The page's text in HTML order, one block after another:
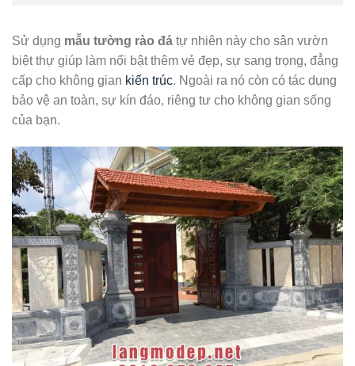
Sử dụng mẫu tường rào đá tự nhiên này cho sân vườn
biệt thự giúp làm nổi bật thêm vẻ đẹp, sự sang trọng, đẳng
cấp cho không gian kiến trúc. Ngoài ra nó còn có tác dụng
bảo vệ an toàn, sự kín đáo, riêng tư cho không gian sống
của bạn.